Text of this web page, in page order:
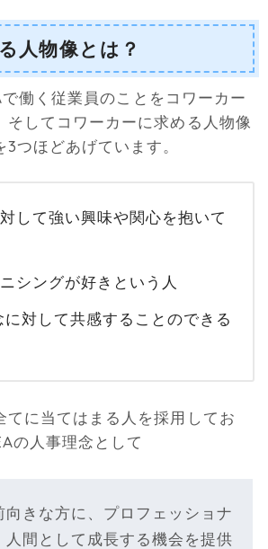
人物像とは？
働く従業員のことをコワーカー
そしてコワーカーに求める人物像
つほどあげています。
して強い興味や関心を抱いて
シングが好きという人
対して共感することのできる
てに当てはまる人を採用してお
の人事理念として
向きな方に、プロフェッショナ
人間として成長する機会を提供